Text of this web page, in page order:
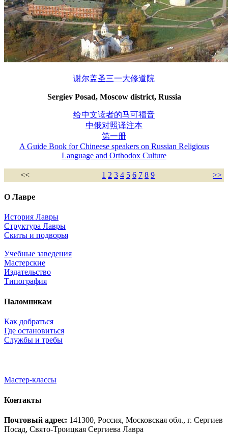
谢尔盖圣三一大修道院
Sergiev Posad, Moscow district, Russia
给中文读者的马可福音
中俄对照译注本
第一册
A Guide Book for Chineese speakers on Russian Religious
Language and Orthodox Culture
<< 1 2 3 4 5 6 7 8 9 >>
О Лавре
История Лавры
Структура Лавры
Скиты и подворья
Учебные заведения
Мастерские
Издательство
Типография
Паломникам
Как добраться
Где остановиться
Службы и требы
Мастер-классы
Контакты
Почтовый адрес: 141300, Россия, Московская обл., г. Сергиев
Посад, Свято-Троицкая Сергиева Лавра